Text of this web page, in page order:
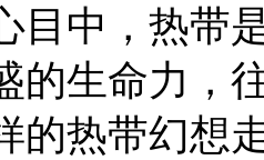
目中，热带
的生命力，
的热带幻